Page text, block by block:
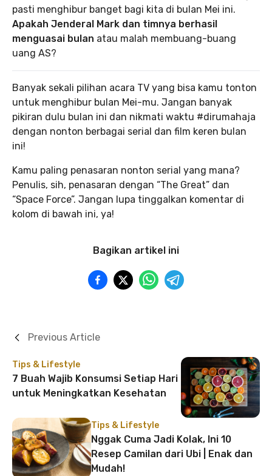
pasti menghibur banget bagi kita di bulan Mei ini.
Apakah Jenderal Mark dan timnya berhasil
menguasai bulan atau malah membuang-buang
uang AS?
Banyak sekali pilihan acara TV yang bisa kamu tonton
untuk menghibur bulan Mei-mu. Jangan banyak
pikiran dulu bulan ini dan nikmati waktu #dirumahaja
dengan nonton berbagai serial dan film keren bulan
ini!
Kamu paling penasaran nonton serial yang mana?
Penulis, sih, penasaran dengan “The Great” dan
“Space Force”. Jangan lupa tinggalkan komentar di
kolom di bawah ini, ya!
Bagikan artikel ini
Tips & Lifestyle
7 Buah Wajib Konsumsi Setiap Hari
untuk Meningkatkan Kesehatan
Previous Article
Tips & Lifestyle
Nggak Cuma Jadi Kolak, Ini 10
Resep Camilan dari Ubi | Enak dan
Mudah!